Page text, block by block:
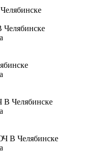
Челябинске
В Челябинске